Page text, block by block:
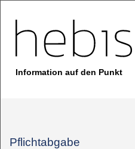
Information auf den Punkt
Pflichtabgabe